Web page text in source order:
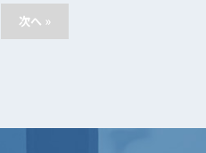
次へ »